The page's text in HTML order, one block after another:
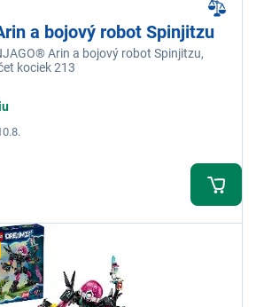
a bojový robot Spinjitzu
Arin a bojový robot Spinjitzu,
kociek 213